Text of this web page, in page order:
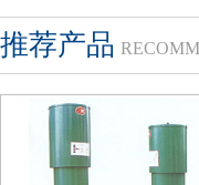
推荐产品